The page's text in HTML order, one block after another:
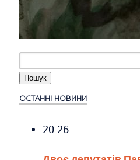
ОСТАННІ НОВИНИ
20:26